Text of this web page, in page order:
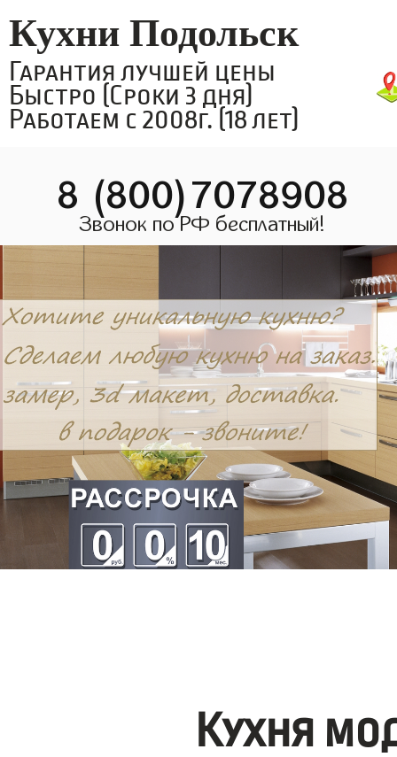
Кухни Подольск
Гарантия лучшей цены
Быстро (Сроки 3 дня)
Работаем с 2008г. (18 лет)
8 (800)7078908
Звонок по РФ бесплатный!
Кухня